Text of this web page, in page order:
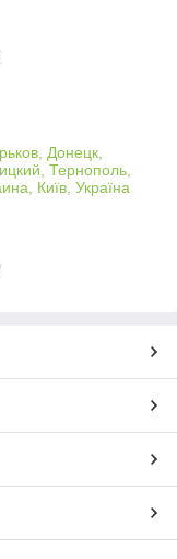
Донецк,
Тернополь,
Київ, Україна